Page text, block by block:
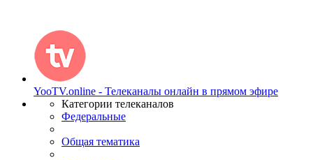
YooTV.online - Телеканалы онлайн в прямом эфире
Категории телеканалов
Федеральные
Общая тематика